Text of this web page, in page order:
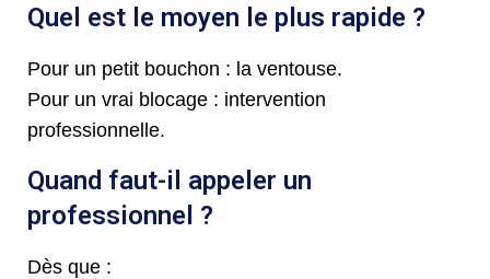
Quel est le moyen le plus rapide ?
Pour un petit bouchon : la ventouse.
Pour un vrai blocage : intervention
professionnelle.
Quand faut-il appeler un
professionnel ?
Dès que :